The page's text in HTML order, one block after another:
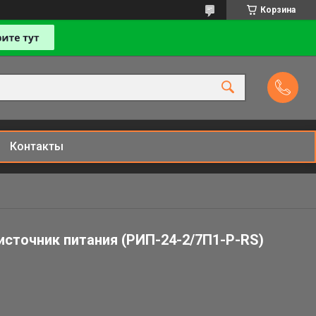
Корзина
Контакты
питания (РИП-24-2/7П1-Р-RS)